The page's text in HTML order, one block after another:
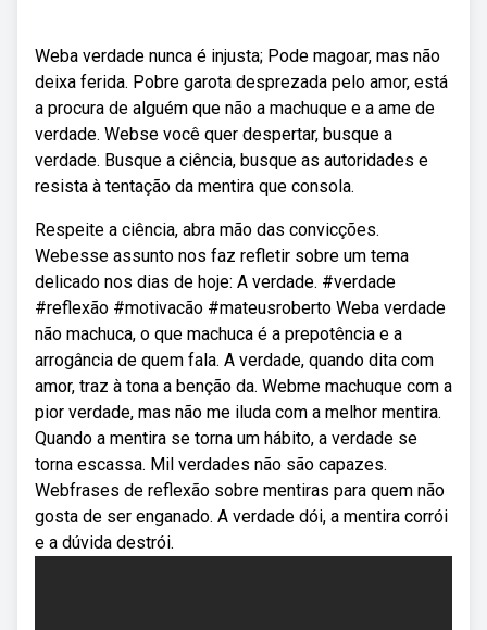
Weba verdade nunca é injusta; Pode magoar, mas não
deixa ferida. Pobre garota desprezada pelo amor, está
a procura de alguém que não a machuque e a ame de
verdade. Webse você quer despertar, busque a
verdade. Busque a ciência, busque as autoridades e
resista à tentação da mentira que consola.
Respeite a ciência, abra mão das convicções.
Webesse assunto nos faz refletir sobre um tema
delicado nos dias de hoje: A verdade. #verdade
#reflexão #motivacão #mateusroberto Weba verdade
não machuca, o que machuca é a prepotência e a
arrogância de quem fala. A verdade, quando dita com
amor, traz à tona a benção da. Webme machuque com a
pior verdade, mas não me iluda com a melhor mentira.
Quando a mentira se torna um hábito, a verdade se
torna escassa. Mil verdades não são capazes.
Webfrases de reflexão sobre mentiras para quem não
gosta de ser enganado. A verdade dói, a mentira corrói
e a dúvida destrói.